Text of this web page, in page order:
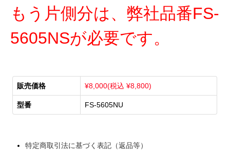
もう片側分は、弊社品番FS-
5605NSが必要です。
販売価格 ¥8,000(税込 ¥8,800)
型番 FS-5605NU
特定商取引法に基づく表記（返品等）